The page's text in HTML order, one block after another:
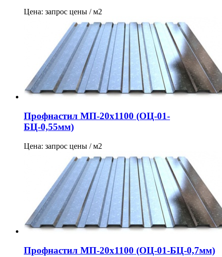
Цена: запрос цены / м2
Профнастил МП-20х1100 (ОЦ-01-
БЦ-0,55мм)
Цена: запрос цены / м2
Профнастил МП-20х1100 (ОЦ-01-БЦ-0,7мм)